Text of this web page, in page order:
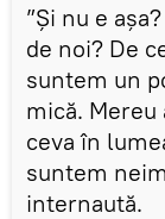
”Și nu e
de noi? De
suntem un
mică. Mereu
ceva în
suntem
internaută.